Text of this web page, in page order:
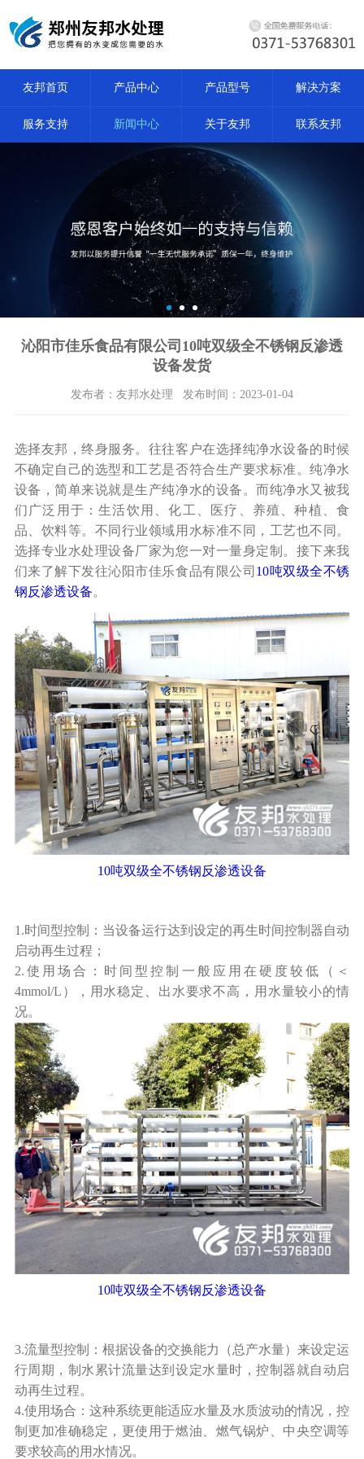
友邦首页 产品中心 产品型号 解决方案
服务支持 新闻中心 关于友邦 联系友邦
沁阳市佳乐食品有限公司10吨双级全不锈钢反渗透
设备发货
发布者：友邦水处理 发布时间：2023-01-04
选择友邦，终身服务。往往客户在选择纯净水设备的时候
不确定自己的选型和工艺是否符合生产要求标准。纯净水
设备，简单来说就是生产纯净水的设备。而纯净水又被我
们广泛用于：生活饮用、化工、医疗、养殖、种植、食
品、饮料等。不同行业领域用水标准不同，工艺也不同。
选择专业水处理设备厂家为您一对一量身定制。接下来我
们来了解下发往沁阳市佳乐食品有限公司 10吨双级全不锈
钢反渗透设备。
10吨双级全不锈钢反渗透设备
1.时间型控制：当设备运行达到设定的再生时间控制器自动
启动再生过程；
2.使用场合：时间型控制一般应用在硬度较低（＜
4mmol/L），用水稳定、出水要求不高，用水量较小的情
况。
10吨双级全不锈钢反渗透设备
3.流量型控制：根据设备的交换能力（总产水量）来设定运
行周期，制水累计流量达到设定水量时，控制器就自动启
动再生过程。
4.使用场合：这种系统更能适应水量及水质波动的情况，控
制更加准确稳定，更使用于燃油、燃气锅炉、中央空调等
要求较高的用水情况。